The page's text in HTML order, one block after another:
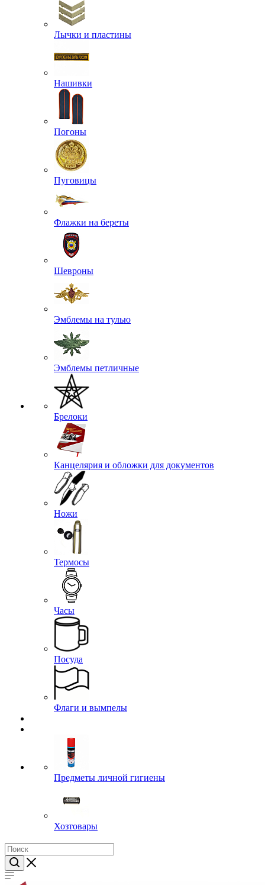
Лычки и пластины
Нашивки
Погоны
Пуговицы
Флажки на береты
Шевроны
Эмблемы на тулью
Эмблемы петличные
Брелоки
Канцелярия и обложки для документов
Ножи
Термосы
Часы
Посуда
Флаги и вымпелы
Предметы личной гигиены
Хозтовары